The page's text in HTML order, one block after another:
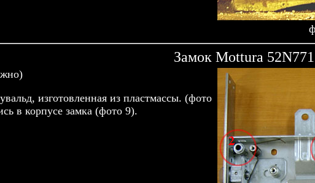
Замок Mottura 52N771
изготовленная из пластмассы. (фото
в корпусе замка (фото 9).